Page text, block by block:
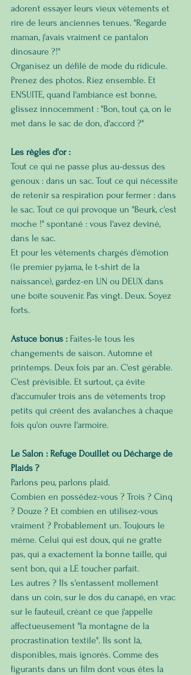
adorent essayer leurs vieux vêtements et
rire de leurs anciennes tenues. "Regarde
maman, j'avais vraiment ce pantalon
dinosaure ?!"
Organisez un défilé de mode du ridicule.
Prenez des photos. Riez ensemble. Et
ENSUITE, quand l'ambiance est bonne,
glissez innocemment : "Bon, tout ça, on le
met dans le sac de don, d'accord ?"
Les règles d'or :
Tout ce qui ne passe plus au-dessus des
genoux : dans un sac. Tout ce qui nécessite
de retenir sa respiration pour fermer : dans
le sac. Tout ce qui provoque un "Beurk, c'est
moche !" spontané : vous l'avez deviné,
dans le sac.
Et pour les vêtements chargés d'émotion
(le premier pyjama, le t-shirt de la
naissance), gardez-en UN ou DEUX dans
une boîte souvenir. Pas vingt. Deux. Soyez
forts.
Astuce bonus : Faites-le tous les
changements de saison. Automne et
printemps. Deux fois par an. C'est gérable.
C'est prévisible. Et surtout, ça évite
d'accumuler trois ans de vêtements trop
petits qui créent des avalanches à chaque
fois qu'on ouvre l'armoire.
Le Salon : Refuge Douillet ou Décharge de
Plaids ?
Parlons peu, parlons plaid.
Combien en possédez-vous ? Trois ? Cinq
? Douze ? Et combien en utilisez-vous
vraiment ? Probablement un. Toujours le
même. Celui qui est doux, qui ne gratte
pas, qui a exactement la bonne taille, qui
sent bon, qui a LE toucher parfait.
Les autres ? Ils s'entassent mollement
dans un coin, sur le dos du canapé, en vrac
sur le fauteuil, créant ce que j'appelle
affectueusement "la montagne de la
procrastination textile". Ils sont là,
disponibles, mais ignorés. Comme des
figurants dans un film dont vous êtes la